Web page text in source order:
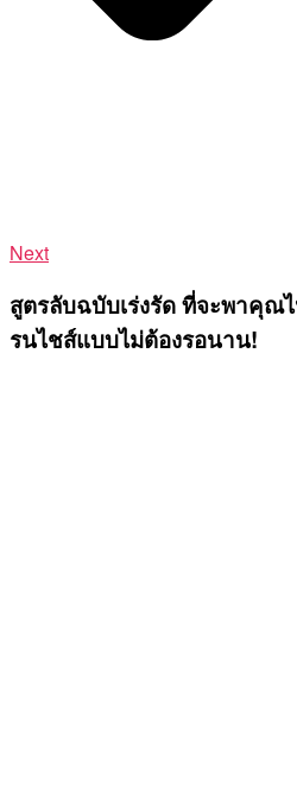
Next
สูตรลับฉบับเร่งรัด ที่จะพาคุณ
รนไชส์แบบไม่ต้องรอนาน!